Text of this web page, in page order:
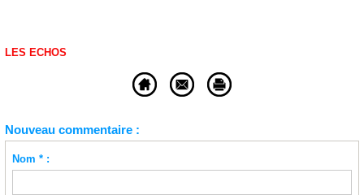
LES ECHOS
Nouveau commentaire :
Nom * :